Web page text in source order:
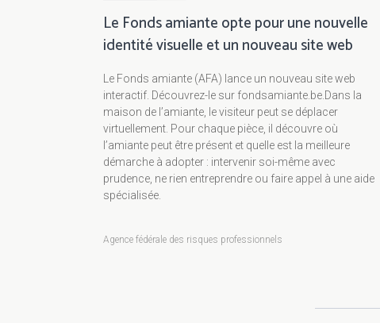
Le Fonds amiante opte pour une nouvelle
identité visuelle et un nouveau site web
Le Fonds amiante (AFA) lance un nouveau site web
interactif. Découvrez-le sur fondsamiante.be.Dans la
maison de l’amiante, le visiteur peut se déplacer
virtuellement. Pour chaque pièce, il découvre où
l’amiante peut être présent et quelle est la meilleure
démarche à adopter : intervenir soi-même avec
prudence, ne rien entreprendre ou faire appel à une aide
spécialisée.
Agence fédérale des risques professionnels